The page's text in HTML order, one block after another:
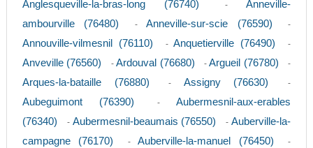
Anglesqueville-la-bras-long (76740) -Anneville-
ambourville (76480)
-Anneville-sur-scie (76590) -
Annouville-vilmesnil (76110) -Anquetierville (76490) -
Anveville (76560) -Ardouval (76680) -Argueil (76780) -
Arques-la-bataille (76880) - Assigny (76630) -
Aubeguimont (76390) -Aubermesnil-aux-erables
(76340)
- Aubermesnil-beaumais (76550) -Auberville-la-
campagne (76170)
-Auberville-la-manuel (76450) -